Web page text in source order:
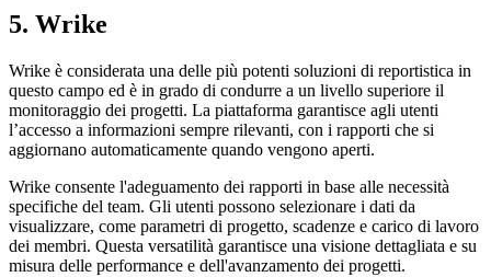
5. Wrike
Wrike è considerata una delle più potenti soluzioni di reportistica in
questo campo ed è in grado di condurre a un livello superiore il
monitoraggio dei progetti. La piattaforma garantisce agli utenti
l’accesso a informazioni sempre rilevanti, con i rapporti che si
aggiornano automaticamente quando vengono aperti.
Wrike consente l'adeguamento dei rapporti in base alle necessità
specifiche del team. Gli utenti possono selezionare i dati da
visualizzare, come parametri di progetto, scadenze e carico di lavoro
dei membri. Questa versatilità garantisce una visione dettagliata e su
misura delle performance e dell'avanzamento dei progetti.